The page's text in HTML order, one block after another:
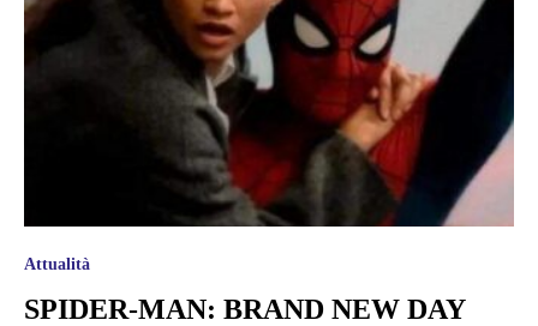
Attualità
SPIDER-MAN: BRAND NEW DAY